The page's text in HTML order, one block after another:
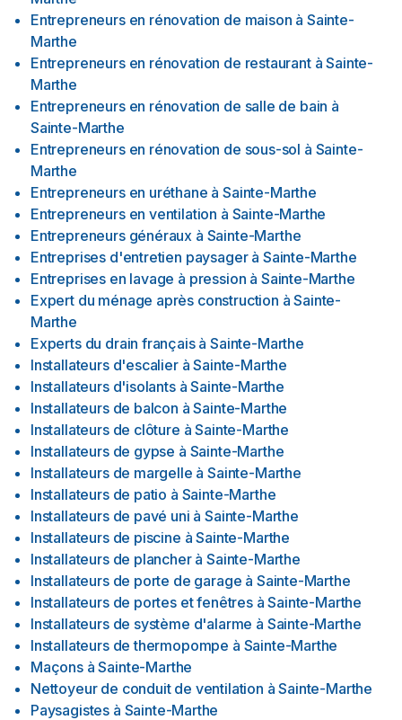
Entrepreneurs en rénovation de maison à Sainte-
Marthe
Entrepreneurs en rénovation de restaurant à Sainte-
Marthe
Entrepreneurs en rénovation de salle de bain à
Sainte-Marthe
Entrepreneurs en rénovation de sous-sol à Sainte-
Marthe
Entrepreneurs en uréthane à Sainte-Marthe
Entrepreneurs en ventilation à Sainte-Marthe
Entrepreneurs généraux à Sainte-Marthe
Entreprises d'entretien paysager à Sainte-Marthe
Entreprises en lavage à pression à Sainte-Marthe
Expert du ménage après construction à Sainte-
Marthe
Experts du drain français à Sainte-Marthe
Installateurs d'escalier à Sainte-Marthe
Installateurs d'isolants à Sainte-Marthe
Installateurs de balcon à Sainte-Marthe
Installateurs de clôture à Sainte-Marthe
Installateurs de gypse à Sainte-Marthe
Installateurs de margelle à Sainte-Marthe
Installateurs de patio à Sainte-Marthe
Installateurs de pavé uni à Sainte-Marthe
Installateurs de piscine à Sainte-Marthe
Installateurs de plancher à Sainte-Marthe
Installateurs de porte de garage à Sainte-Marthe
Installateurs de portes et fenêtres à Sainte-Marthe
Installateurs de système d'alarme à Sainte-Marthe
Installateurs de thermopompe à Sainte-Marthe
Maçons à Sainte-Marthe
Nettoyeur de conduit de ventilation à Sainte-Marthe
Paysagistes à Sainte-Marthe